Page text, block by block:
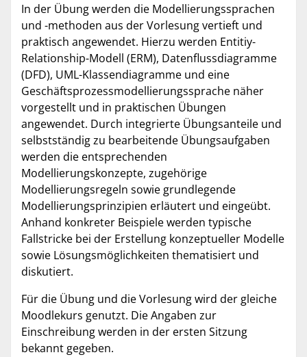
In der Übung werden die Modellierungssprachen
und -methoden aus der Vorlesung vertieft und
praktisch angewendet. Hierzu werden Entitiy-
Relationship-Modell (ERM), Datenflussdiagramme
(DFD), UML-Klassendiagramme und eine
Geschäftsprozessmodellierungssprache näher
vorgestellt und in praktischen Übungen
angewendet. Durch integrierte Übungsanteile und
selbstständig zu bearbeitende Übungsaufgaben
werden die entsprechenden
Modellierungskonzepte, zugehörige
Modellierungsregeln sowie grundlegende
Modellierungsprinzipien erläutert und eingeübt.
Anhand konkreter Beispiele werden typische
Fallstricke bei der Erstellung konzeptueller Modelle
sowie Lösungsmöglichkeiten thematisiert und
diskutiert.
Für die Übung und die Vorlesung wird der gleiche
Moodlekurs genutzt. Die Angaben zur
Einschreibung werden in der ersten Sitzung
bekannt gegeben.